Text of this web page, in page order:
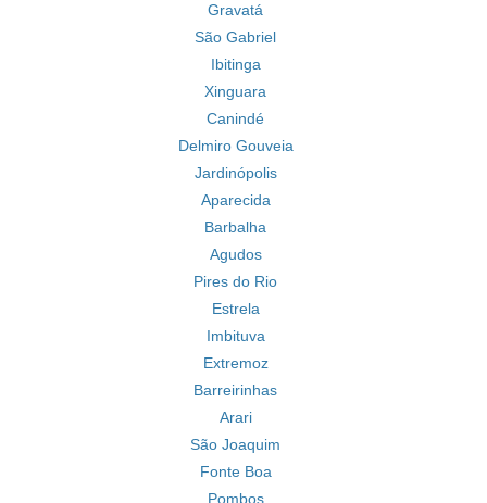
Gravatá
São Gabriel
Ibitinga
Xinguara
Canindé
Delmiro Gouveia
Jardinópolis
Aparecida
Barbalha
Agudos
Pires do Rio
Estrela
Imbituva
Extremoz
Barreirinhas
Arari
São Joaquim
Fonte Boa
Pombos